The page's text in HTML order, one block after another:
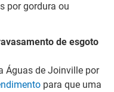
por gordura ou
de esgoto
Águas de Joinville por
para que uma